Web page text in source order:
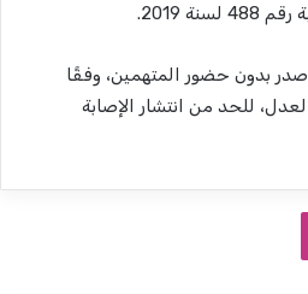
بدون حضور المتهمين، وفقًا
للحد من انتشار الإصابة